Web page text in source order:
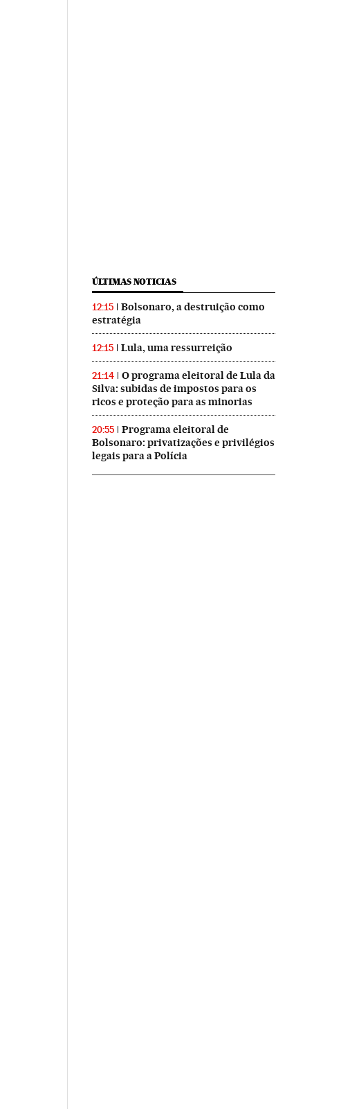
ÚLTIMAS NOTICIAS
12:15
Bolsonaro, a destruição como
estratégia
12:15 Lula, uma ressurreição
21:14
O programa eleitoral de Lula da
Silva: subidas de impostos para os
ricos e proteção para as minorias
20:55
Programa eleitoral de
Bolsonaro: privatizações e privilégios
legais para a Polícia